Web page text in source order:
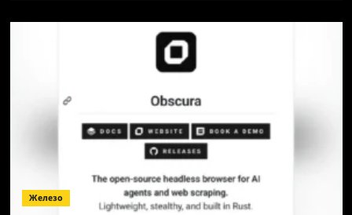
Для
инструмент,
который
на
токены
Железо